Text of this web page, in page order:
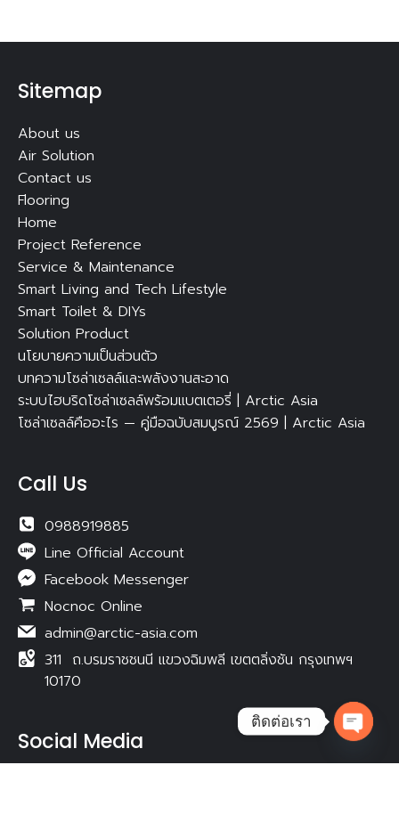
Sitemap
About us
Air Solution
Contact us
Flooring
Home
Project Reference
Service & Maintenance
Smart Living and Tech Lifestyle
Smart Toilet & DIYs
Solution Product
นโยบายความเป็นส่วนตัว
บทความโซล่าเซลล์และพลังงานสะอาด
ระบบไฮบริดโซล่าเซลล์พร้อมแบตเตอรี่ | Arctic Asia
โซล่าเซลล์คืออะไร — คู่มือฉบับสมบูรณ์ 2569 | Arctic Asia
Call Us
0988919885
Line Official Account
Facebook Messenger
Nocnoc Online
admin@arctic-asia.com
311 ถ.บรมราชชนนี แขวงฉิมพลี เขตตลิ่งชัน กรุงเทพฯ
10170
Social Media
ติดต่อเรา